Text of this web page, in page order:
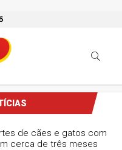
de cães e gatos com
cerca de três meses